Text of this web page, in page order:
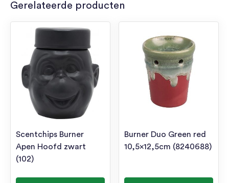
Gerelateerde producten
Scentchips Burner
Apen Hoofd zwart
(102)
Burner Duo Green red
10,5×12,5cm (8240688)